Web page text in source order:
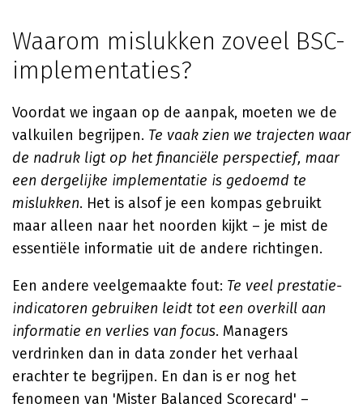
Waarom mislukken zoveel BSC-
implementaties?
Voordat we ingaan op de aanpak, moeten we de
valkuilen begrijpen. Te vaak zien we trajecten waar
de nadruk ligt op het financiële perspectief, maar
een dergelijke implementatie is gedoemd te
mislukken. Het is alsof je een kompas gebruikt
maar alleen naar het noorden kijkt – je mist de
essentiële informatie uit de andere richtingen.
Een andere veelgemaakte fout: Te veel prestatie-
indicatoren gebruiken leidt tot een overkill aan
informatie en verlies van focus. Managers
verdrinken dan in data zonder het verhaal
erachter te begrijpen. En dan is er nog het
fenomeen van 'Mister Balanced Scorecard' –